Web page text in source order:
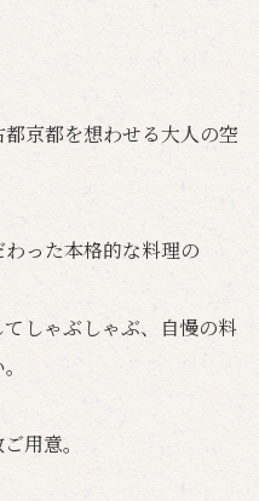
京都を想わせる大人の空
った本格的な料理の
しゃぶしゃぶ、自慢の料
用意。